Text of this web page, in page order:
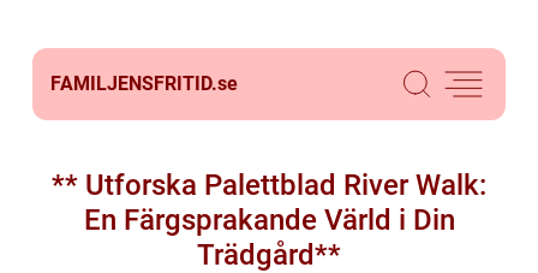
FAMILJENSFRITID.se
** Utforska Palettblad River Walk:
En Färgsprakande Värld i Din
Trädgård**